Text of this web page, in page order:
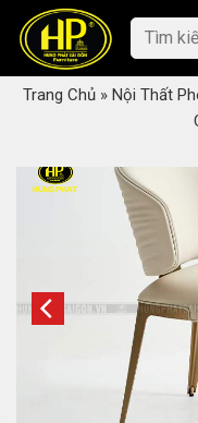
content
Tìm
kiếm:
Trang Chủ» Nội Thất